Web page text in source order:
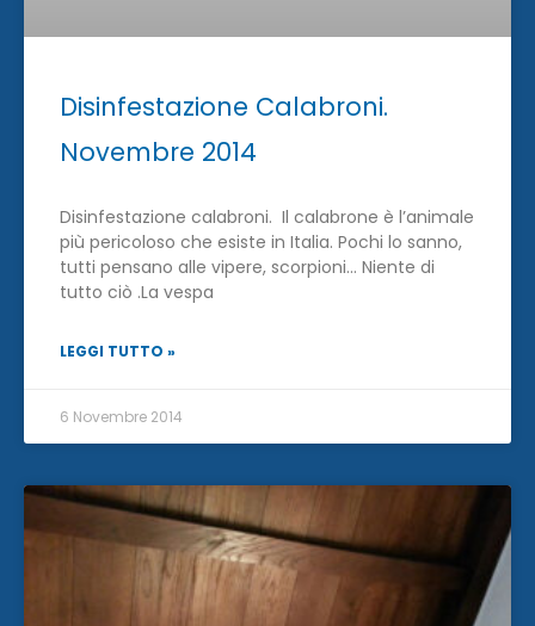
Disinfestazione Calabroni.
Novembre 2014
Disinfestazione calabroni. Il calabrone è l’animale
più pericoloso che esiste in Italia. Pochi lo sanno,
tutti pensano alle vipere, scorpioni… Niente di
tutto ciò .La vespa
LEGGI TUTTO »
6 Novembre 2014